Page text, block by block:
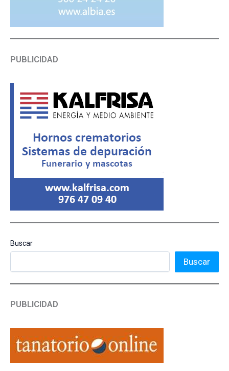
PUBLICIDAD
Buscar
Buscar
PUBLICIDAD